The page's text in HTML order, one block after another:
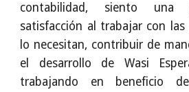
contabilidad, siento
satisfacción al trabajar con las
lo necesitan, contribuir de
el desarrollo de Wasi
trabajando en beneficio